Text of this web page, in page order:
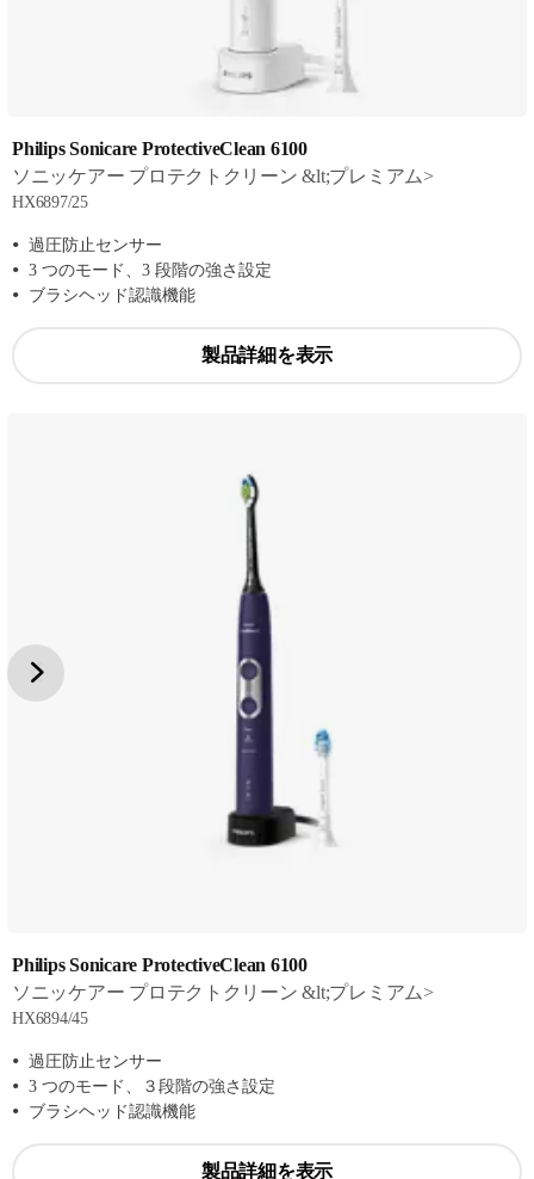
Philips Sonicare ProtectiveClean 6100
ソニッケアー プロテクトクリーン &lt;プレミアム>
HX6897/25
過圧防止センサー
3 つのモード、3 段階の強さ設定
ブラシヘッド認識機能
製品詳細を表示
Philips Sonicare ProtectiveClean 6100
ソニッケアー プロテクトクリーン &lt;プレミアム>
HX6894/45
過圧防止センサー
3 つのモード、３段階の強さ設定
ブラシヘッド認識機能
製品詳細を表示